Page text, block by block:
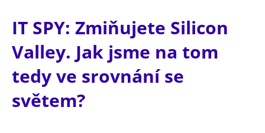
IT SPY: Zmiňujete Silicon
Valley. Jak jsme na tom
tedy ve srovnání se
světem?